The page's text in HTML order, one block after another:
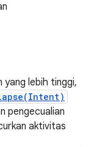
yang lebih tinggi,
pengecualian
aktivitas